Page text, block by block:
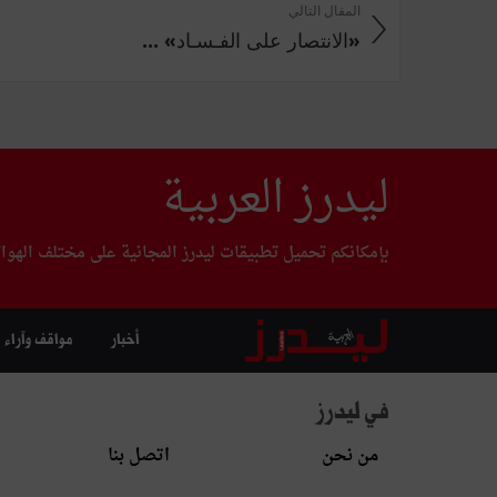
المقال التالي
«الانتصار على الفـسـاد» ...
ليدرز العربية
بإمكانكم تحميل تطبيقات ليدرز المجانية على مختلف
أخبار مواقف وآراء
في ليدرز
من نحن اتصل بنا